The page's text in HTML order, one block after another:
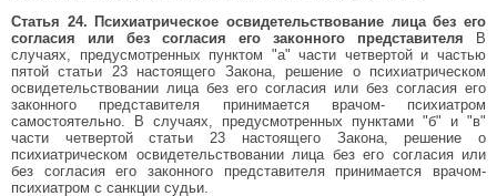
Статья 24. Психиатрическое освидетельствование лица без его
согласия или без согласия его законного представителя В
случаях, предусмотренных пунктом "а" части четвертой и частью
пятой статьи 23 настоящего Закона, решение о психиатрическом
освидетельствовании лица без его согласия или без согласия его
законного представителя принимается врачом- психиатром
самостоятельно. В случаях, предусмотренных пунктами "б" и "в"
части четвертой статьи 23 настоящего Закона, решение о
психиатрическом освидетельствовании лица без его согласия или
без согласия его законного представителя принимается врачом-
психиатром с санкции судьи.